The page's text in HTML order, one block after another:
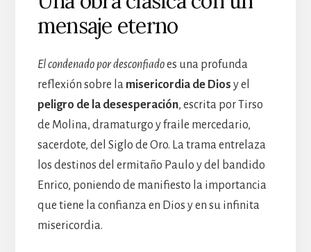
mensaje eterno
El condenado por desconfiadoes una profunda
reflexión sobre la misericordia de Dios y el
peligro de la desesperación, escrita por Tirso
de Molina, dramaturgo y fraile mercedario,
sacerdote, del Siglo de Oro. La trama entrelaza
los destinos del ermitaño Paulo y del bandido
Enrico, poniendo de manifiesto la importancia
que tiene la confianza en Dios y en su infinita
misericordia.